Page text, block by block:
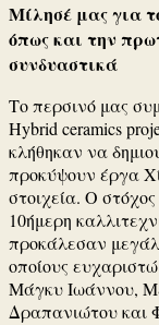
Mίλησέ μας για
όπως και την
συνδυαστικά
Το περσινό μας
Hybrid ceramics
κλήθηκαν να
προκύψουν έργα
στοιχεία. Ο
10ήμερη
προκάλεσαν
οποίους
Μάγκυ Ιωάννου,
Δραπανιώτου και